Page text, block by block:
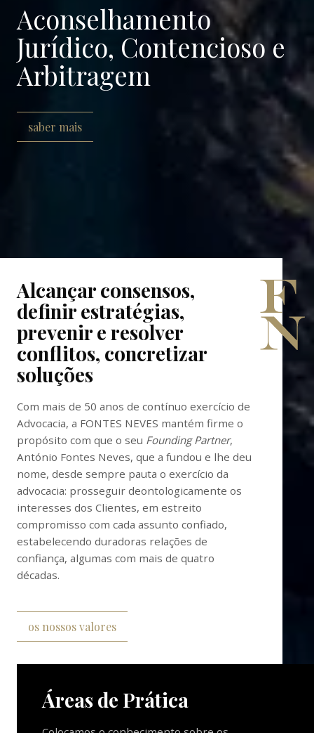
Aconselhamento
Jurídico, Contencioso e
Arbitragem
saber mais
Alcançar consensos,
definir estratégias,
prevenir e resolver
conflitos, concretizar
soluções
Com mais de 50 anos de contínuo exercício de
Advocacia, a FONTES NEVES mantém firme o
propósito com que o seu Founding Partner,
António Fontes Neves, que a fundou e lhe deu
nome, desde sempre pauta o exercício da
advocacia: prosseguir deontologicamente os
interesses dos Clientes, em estreito
compromisso com cada assunto confiado,
estabelecendo duradoras relações de
confiança, algumas com mais de quatro
décadas.
os nossos valores
Áreas de Prática